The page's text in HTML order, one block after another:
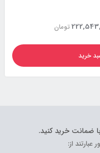
تومان
خرید
ضمانت خرید کنید.
از: